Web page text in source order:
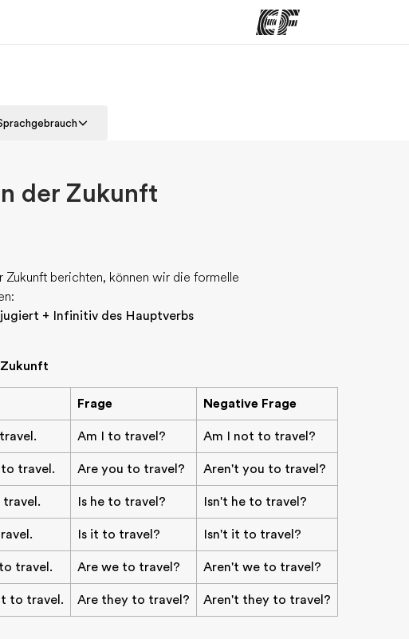
Programme
der Zukunft
Zukunft berichten, können wir die formelle
+ Infinitiv des Hauptverbs
Frage Negative Frage
Am I to travel? Am I not to travel?
travel. Are you to travel? Aren't you to travel?
travel. Is he to travel? Isn't he to travel?
Is it to travel? Isn't it to travel?
travel. Are we to travel? Aren't we to travel?
to travel. Are they to travel? Aren't they to travel?